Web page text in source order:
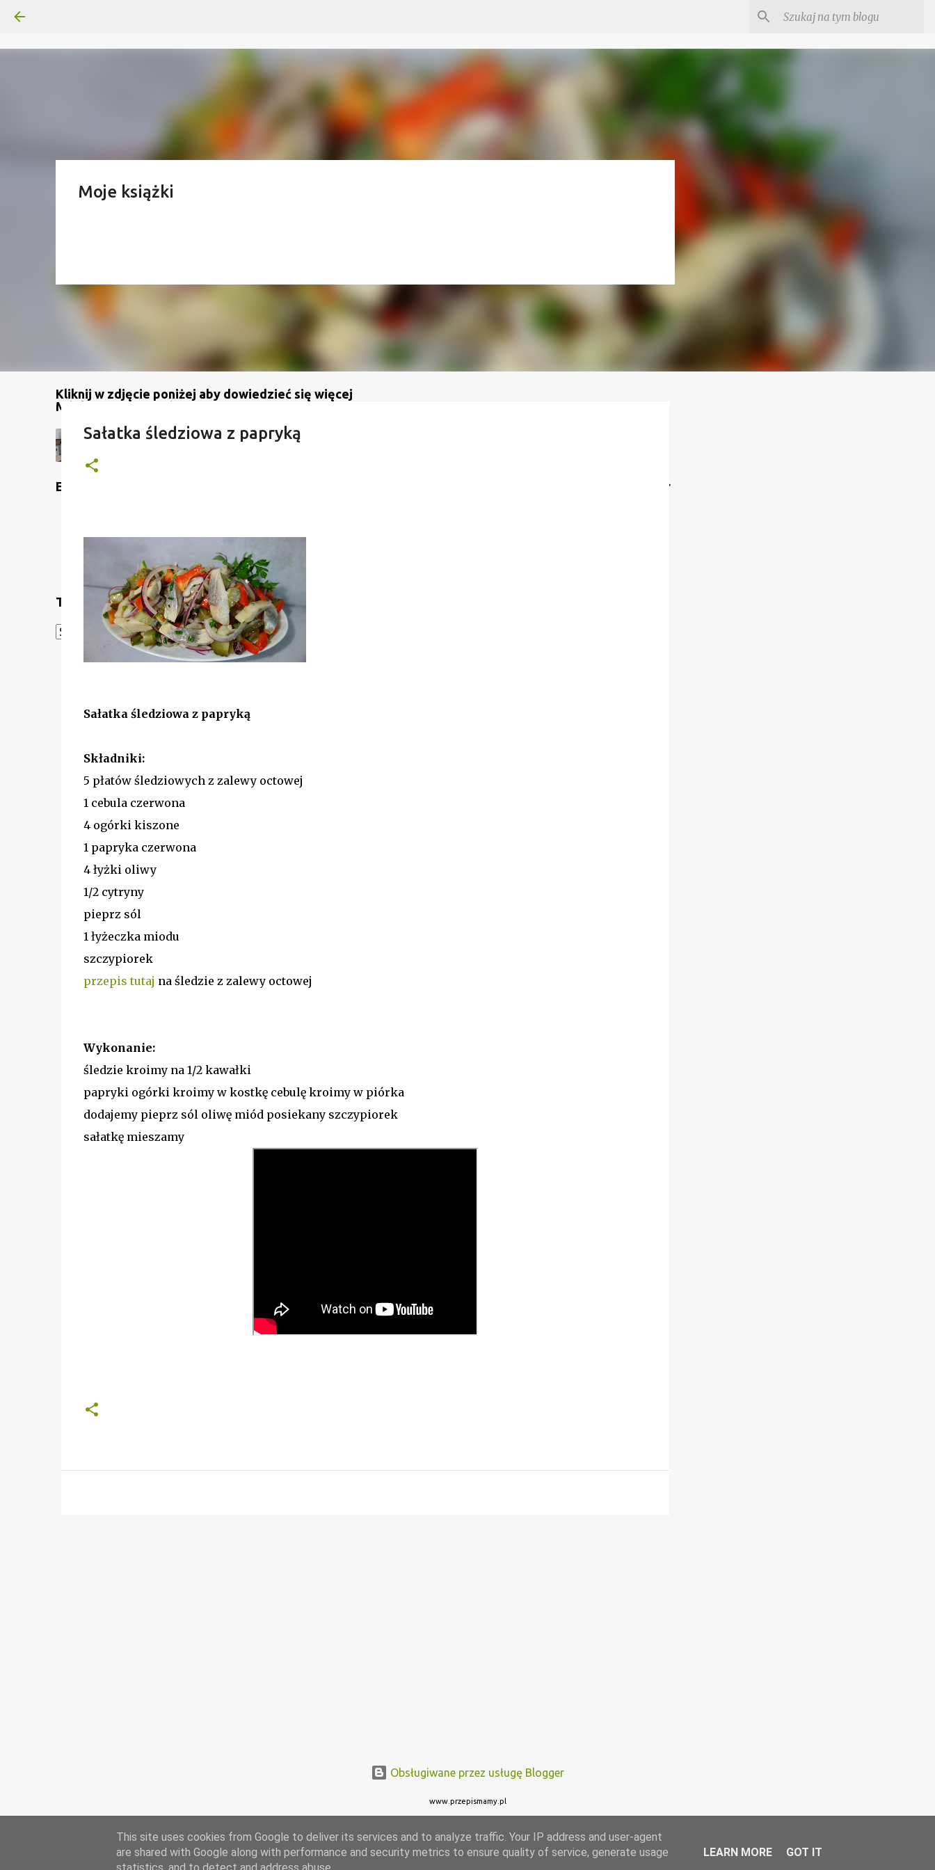
Kliknij w zdjęcie poniżej aby dowiedzieć się więcej
Moje książki
Mój kanał na YouTube
Etykiety
Translate
Powered by Translate
Sałatka śledziowa z papryką
Sałatka śledziowa z papryką
Składniki:
5 płatów śledziowych z zalewy octowej
1 cebula czerwona
4 ogórki kiszone
1 papryka czerwona
4 łyżki oliwy
1/2 cytryny
pieprz sól
1 łyżeczka miodu
szczypiorek
przepis tutaj na śledzie z zalewy octowej
Wykonanie:
śledzie kroimy na 1/2 kawałki
papryki ogórki kroimy w kostkę cebulę kroimy w piórka
dodajemy pieprz sól oliwę miód posiekany szczypiorek
sałatkę mieszamy
Obsługiwane przez usługę Blogger
www.przepismamy.pl
This site uses cookies from Google to deliver its services and to analyze traffic. Your IP address and user-agent
are shared with Google along with performance and security metrics to ensure quality of service, generate usage
LEARN MORE GOT IT